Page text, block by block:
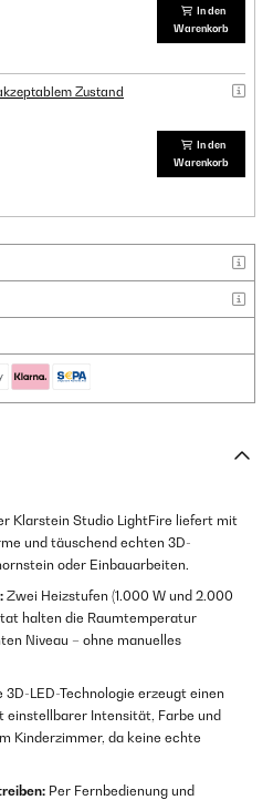
In den
Warenkorb
Zustand
In den
Warenkorb
Klarstein Studio LightFire liefert mit
und täuschend echten 3D-
oder Einbauarbeiten.
Zwei Heizstufen (1.000 W und 2.000
halten die Raumtemperatur
Niveau – ohne manuelles
3D-LED-Technologie erzeugt einen
Intensität, Farbe und
Kinderzimmer, da keine echte
Per Fernbedienung und